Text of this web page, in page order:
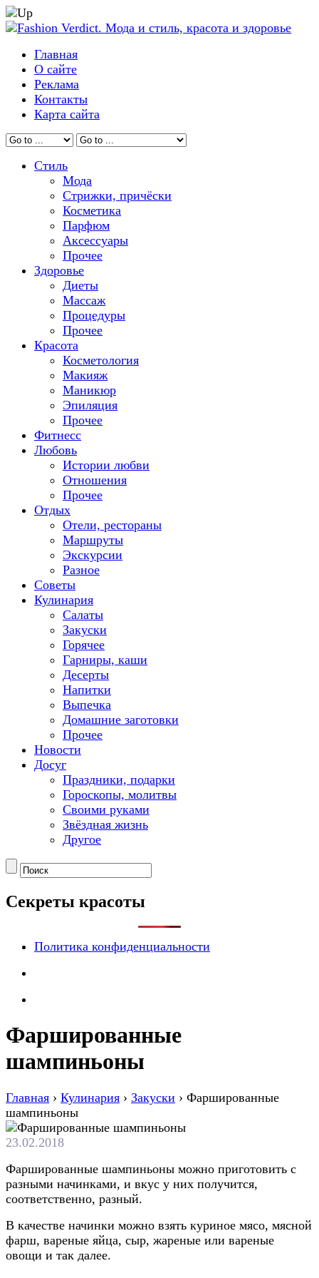
Главная
О сайте
Реклама
Контакты
Карта сайта
Стиль
Мода
Стрижки, причёски
Косметика
Парфюм
Аксессуары
Прочее
Здоровье
Диеты
Массаж
Процедуры
Прочее
Красота
Косметология
Макияж
Маникюр
Эпиляция
Прочее
Фитнесс
Любовь
Истории любви
Отношения
Прочее
Отдых
Отели, рестораны
Маршруты
Экскурсии
Разное
Советы
Кулинария
Салаты
Закуски
Горячее
Гарниры, каши
Десерты
Напитки
Выпечка
Домашние заготовки
Прочее
Новости
Досуг
Праздники, подарки
Гороскопы, молитвы
Своими руками
Звёздная жизнь
Другое
Секреты красоты
Политика конфиденциальности
Фаршированные
шампиньоны
Главная › Кулинария › Закуски › Фаршированные
шампиньоны
23.02.2018
Фаршированные шампиньоны можно приготовить с
разными начинками, и вкус у них получится,
соответственно, разный.
В качестве начинки можно взять куриное мясо, мясной
фарш, вареные яйца, сыр, жареные или вареные
овощи и так далее.